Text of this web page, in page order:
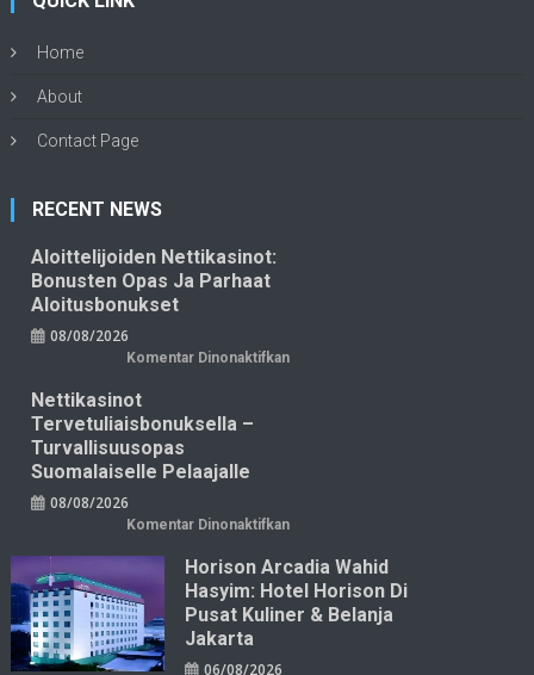
Home
About
Contact Page
RECENT NEWS
Aloittelijoiden Nettikasinot:
Bonusten Opas Ja Parhaat
Aloitusbonukset
08/08/2026
Komentar Dinonaktifkanpada
Nettikasinot
Tervetuliaisbonuksella –
Turvallisuusopas
Suomalaiselle Pelaajalle
08/08/2026
Komentar Dinonaktifkanpada
–
turvallisuusopas
suomalaiselle
pelaajalle
Horison Arcadia Wahid
Hasyim: Hotel Horison Di
Pusat Kuliner & Belanja
Jakarta
06/08/2026